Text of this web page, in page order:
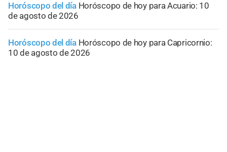
Horóscopo del día Horóscopo de hoy para Acuario: 10
de agosto de 2026
Horóscopo del día Horóscopo de hoy para Capricornio:
10 de agosto de 2026